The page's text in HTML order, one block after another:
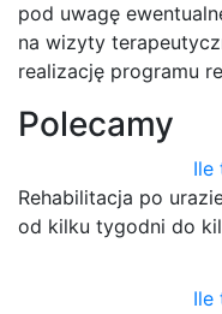
pod uwagę
na wizyty
realizację programu
Polecamy
Ile
Rehabilitacja po
od kilku tygodni do
Ile